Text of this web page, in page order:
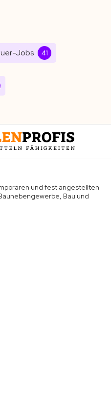
Jobs 41
und fest angestellten
Bau und